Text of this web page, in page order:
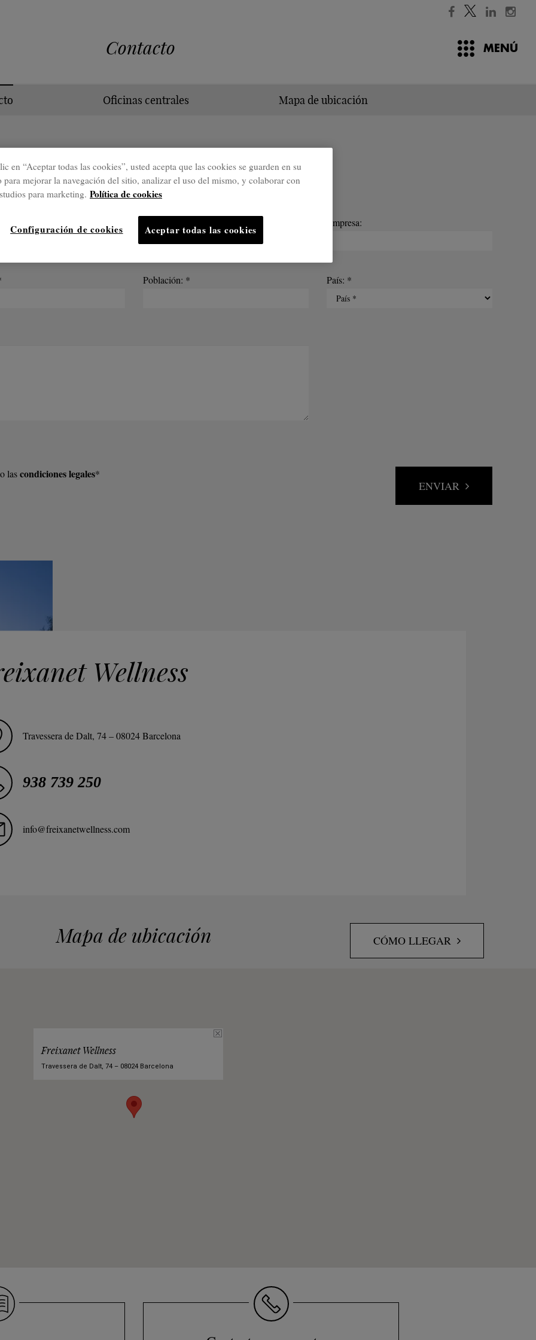
Contacto MENÚ
Oficinas centrales Mapa de ubicación
Formulario de contacto
Empresa:
Población: * País: *
lascondiciones legales*
ENVIAR
Wellness
Travessera de Dalt, 74 – 08024 Barcelona
938 739 250
info@freixanetwellness.com
Mapa de ubicación CÓMO LLEGAR
Freixanet Wellness
Travessera de Dalt, 74 – 08024 Barcelona
en “Aceptar todas las cookies”, usted acepta que las cookies se guarden en su
para mejorar la navegación del sitio, analizar el uso del mismo, y colaborar con
para marketing. Política de cookies
Aceptar todas las cookies
Configuración de cookies